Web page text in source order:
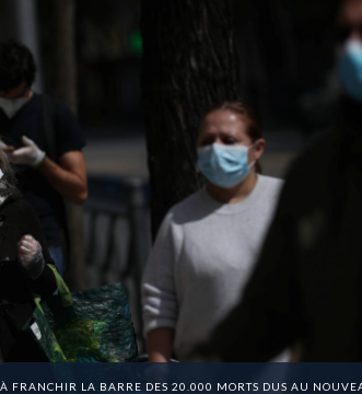
FRANCHIR LA BARRE DES 20.000 MORTS DUS AU